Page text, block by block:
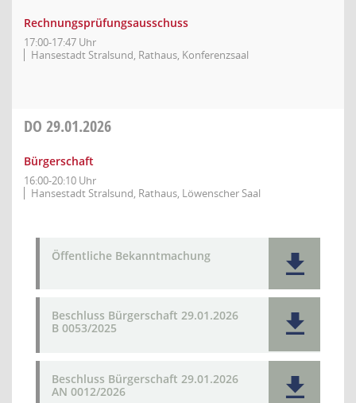
Rechnungsprüfungsausschuss
17:00-17:47 Uhr
Hansestadt Stralsund, Rathaus, Konferenzsaal
DO 29.01.2026
Bürgerschaft
16:00-20:10 Uhr
Hansestadt Stralsund, Rathaus, Löwenscher Saal
Öffentliche Bekanntmachung
Beschluss Bürgerschaft 29.01.2026
B 0053/2025
Beschluss Bürgerschaft 29.01.2026
AN 0012/2026